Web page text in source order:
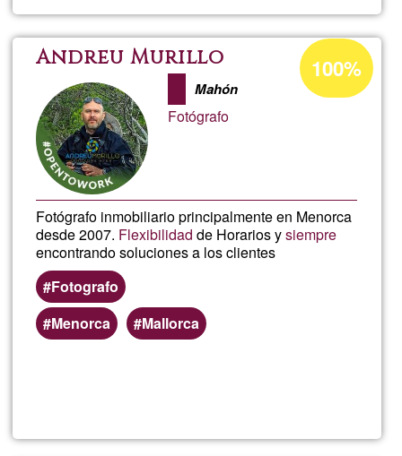
Fotos
Andreu Murillo
Mahón
Fotógrafo
Fotógrafo inmobiliario principalmente en Menorca
desde 2007. Flexibilidad de Horarios ysiempre
encontrando soluciones a los clientes
Fotografo
Menorca
Mallorca
Acceptance
percentage
100%